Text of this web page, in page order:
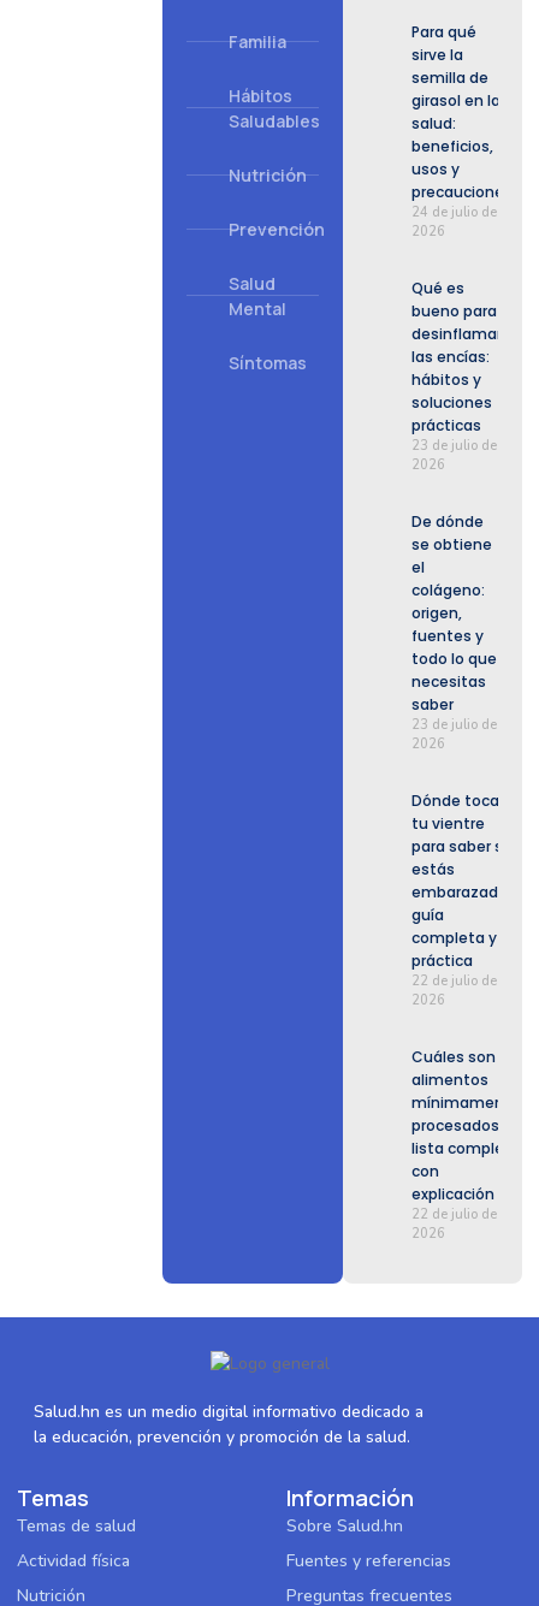
Familia
Hábitos
Saludables
Nutrición
Prevención
Salud
Mental
Síntomas
Para qué
sirve la
semilla de
girasol en la
salud:
beneficios,
usos y
precauciones
24 de julio de
2026
Qué es
bueno para
desinflamar
las encías:
hábitos y
soluciones
prácticas
23 de julio de
2026
De dónde
se obtiene
el
colágeno:
origen,
fuentes y
todo lo que
necesitas
saber
23 de julio de
2026
Dónde tocar
tu vientre
para saber si
estás
embarazada:
guía
completa y
práctica
22 de julio de
2026
Cuáles son los
alimentos
mínimamente
procesados:
lista completa
con
explicación
22 de julio de
2026
Salud.hn es un medio digital informativo dedicado a
la educación, prevención y promoción de la salud.
Temas
Temas de salud
Actividad física
Nutrición
Información
Sobre Salud.hn
Fuentes y referencias
Preguntas frecuentes